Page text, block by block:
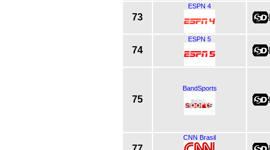
73
ESPN 4
74
ESPN 5
75
BandSports
CNN Brasil